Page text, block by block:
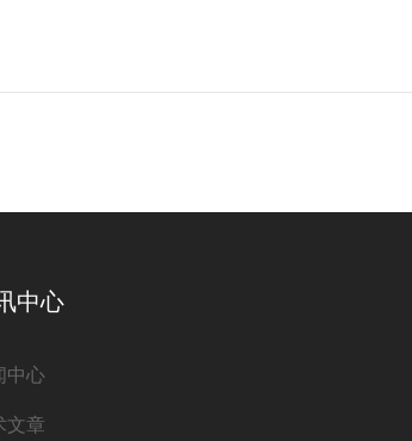
中心
中心
文章